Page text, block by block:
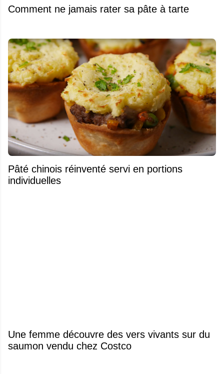
Comment ne jamais rater sa pâte à tarte
Pâté chinois réinventé servi en portions
individuelles
Une femme découvre des vers vivants sur du
saumon vendu chez Costco